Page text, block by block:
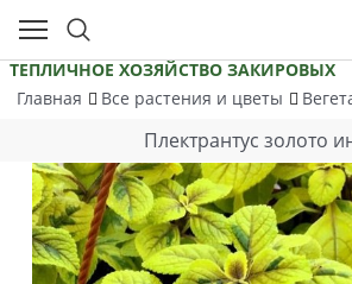
ТЕПЛИЧНОЕ ХОЗЯЙСТВО ЗАКИРОВЫХ
Главная
Все растения и цветы
Плектрантус золото